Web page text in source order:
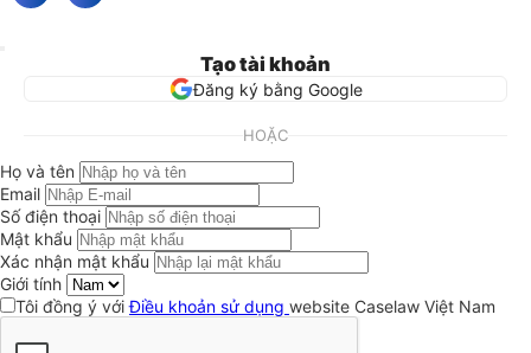
Tạo tài khoản
Đăng ký bằng Google
HOẶC
Họ và tên
Email
Số điện thoại
Mật khẩu
Xác nhận mật khẩu
Giới tính
Tôi đồng ý vớiĐiều khoản sử dụng website Caselaw Việt Nam